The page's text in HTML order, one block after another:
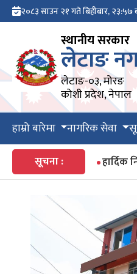
२०८३ साउन २१ गते बिहीबार,
स्थानीय सरकार
लेटाङ
लेटाङ-०३, मोरङ
कोशी प्रदेश, नेपाल
हाम्रो बारेमा नागरिक सेवा
सूचना : हार्दिक